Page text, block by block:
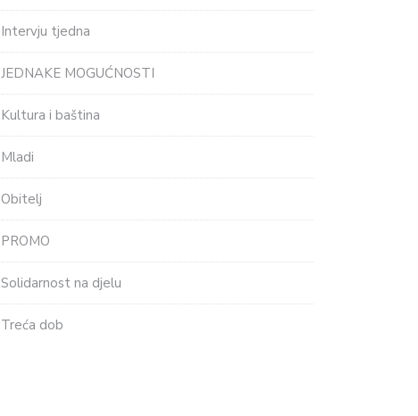
Intervju tjedna
JEDNAKE MOGUĆNOSTI
Kultura i baština
Mladi
Obitelj
PROMO
Solidarnost na djelu
Treća dob